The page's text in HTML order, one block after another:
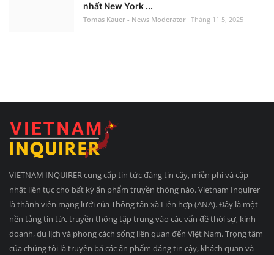
nhất New York ...
Tomas Kauer - News Moderator Tháng 11 5, 2025
VIETNAM INQUIRER cung cấp tin tức đáng tin cậy, miễn phí và cập
nhật liên tục cho bất kỳ ấn phẩm truyền thông nào. Vietnam Inquirer
là thành viên mạng lưới của Thông tấn xã Liên hợp (ANA). Đây là một
nền tảng tin tức truyền thông tập trung vào các vấn đề thời sự, kinh
doanh, du lịch và phong cách sống liên quan đến Việt Nam. Trọng tâm
của chúng tôi là truyền bá các ấn phẩm đáng tin cậy, khách quan và